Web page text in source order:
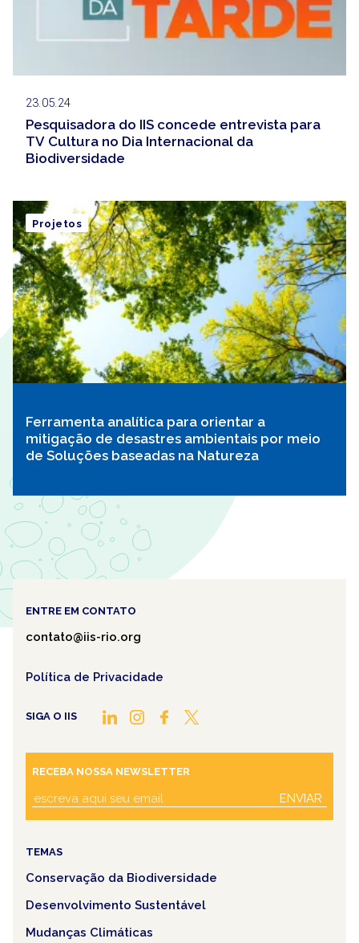
23.05.24
Pesquisadora do IIS concede entrevista para
TV Cultura no Dia Internacional da
Biodiversidade
Ferramenta analítica para orientar a
mitigação de desastres ambientais por meio
de Soluções baseadas na Natureza
Projetos
ENTRE EM CONTATO
contato@iis-rio.org
Política de Privacidade
SIGA O IIS
RECEBA NOSSA NEWSLETTER
ENVIAR
TEMAS
Conservação da Biodiversidade
Desenvolvimento Sustentável
Mudanças Climáticas